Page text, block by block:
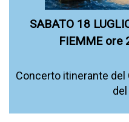
SABATO 18
FIEMME ore
Concerto itinerante del